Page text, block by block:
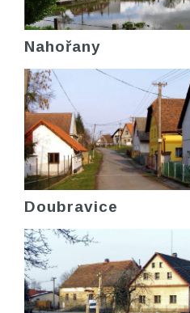
Nahořany
Doubravice